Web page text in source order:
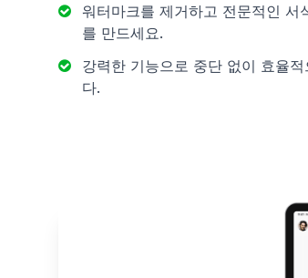
워터마크를 제거하고 전문적인 서
를 만드세요.
강력한 기능으로 중단 없이 효율
다.